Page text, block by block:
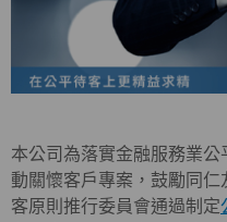
本公司為落實金融服務業
動關懷客戶專案，鼓勵同
客原則推行委員會通過制定